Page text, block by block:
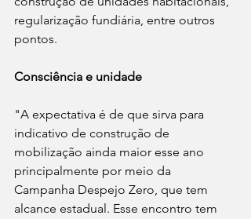
regularização fundiária, entre outros
pontos.
Consciência e unidade
"A expectativa é de que sirva para
indicativo de construção de
mobilização ainda maior esse ano
principalmente por meio da
Campanha Despejo Zero, que tem
alcance estadual. Esse encontro tem